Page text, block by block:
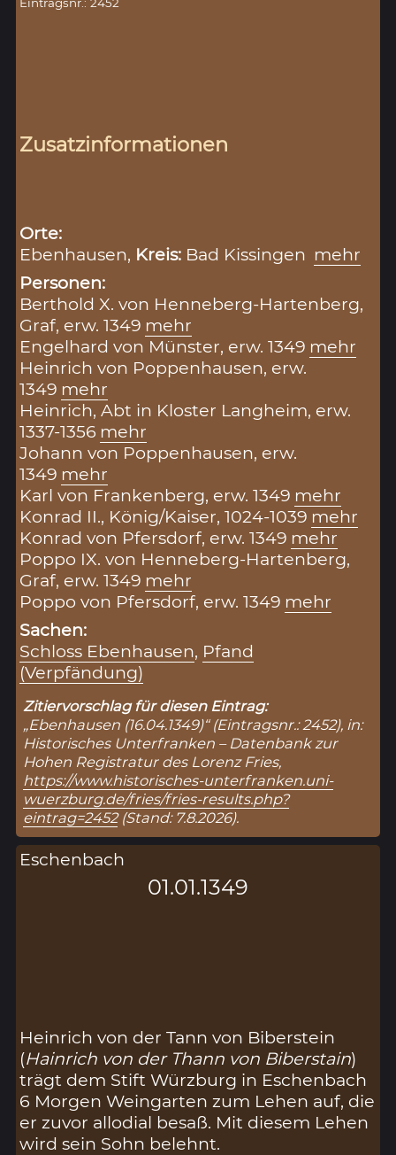
Zusatzinformationen
Orte:
Ebenhausen, Kreis: Bad Kissingen mehr
Personen:
Berthold X. von Henneberg-Hartenberg,
Graf, erw. 1349 mehr
Engelhard von Münster, erw. 1349 mehr
Heinrich von Poppenhausen, erw.
1349 mehr
Heinrich, Abt in Kloster Langheim, erw.
1337-1356 mehr
Johann von Poppenhausen, erw.
1349 mehr
Karl von Frankenberg, erw. 1349 mehr
Konrad II., König/Kaiser, 1024-1039 mehr
Konrad von Pfersdorf, erw. 1349 mehr
Poppo IX. von Henneberg-Hartenberg,
Graf, erw. 1349 mehr
Poppo von Pfersdorf, erw. 1349 mehr
Sachen:
Schloss Ebenhausen, Pfand
(Verpfändung)
Zitiervorschlag für diesen Eintrag:
„Ebenhausen (16.04.1349)“ (Eintragsnr.: 2452), in:
Historisches Unterfranken – Datenbank zur
Hohen Registratur des Lorenz Fries,
https://www.historisches-unterfranken.uni-
wuerzburg.de/fries/fries-results.php?
eintrag=2452(Stand: 7.8.2026).
Eschenbach
01.01.1349
Heinrich von der Tann von Biberstein
(Hainrich von der Thann von Biberstain)
trägt dem Stift Würzburg in Eschenbach
6 Morgen Weingarten zum Lehen auf, die
er zuvor allodial besaß. Mit diesem Lehen
wird sein Sohn belehnt.